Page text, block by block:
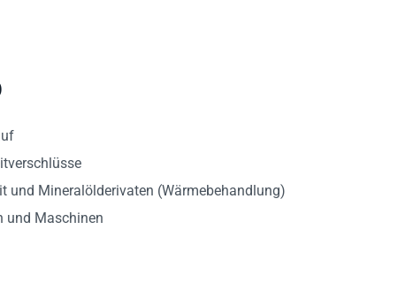
und Mineralölderivaten (Wärmebehandlung)
und Maschinen